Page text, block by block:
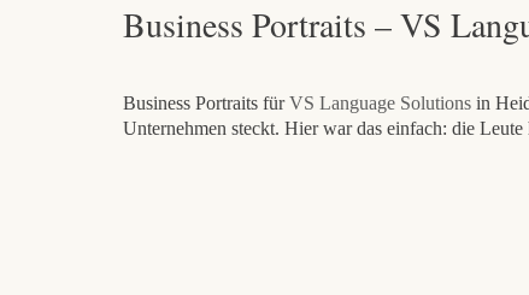
Business Portraits – VS
Business Portraits fürVS Language Solutions in
Unternehmen steckt. Hier war das einfach: die